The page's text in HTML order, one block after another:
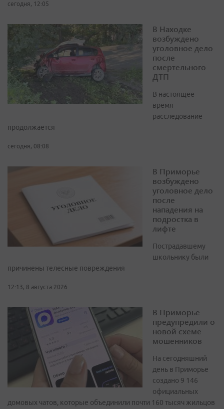
сегодня, 12:05
В Находке
возбуждено
уголовное дело
после
смертельного
ДТП
В настоящее
время
расследование
продолжается
сегодня, 08:08
В Приморье
возбуждено
уголовное дело
после
нападения на
подростка в
лифте
Пострадавшему
школьнику были
причинены телесные повреждения
12:13, 8 августа 2026
В Приморье
предупредили о
новой схеме
мошенников
На сегодняшний
день в Приморье
создано 9 146
официальных
домовых чатов, которые объединили почти 160 тысяч жильцов